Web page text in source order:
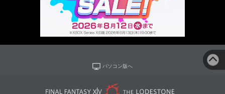
パソコン版へ